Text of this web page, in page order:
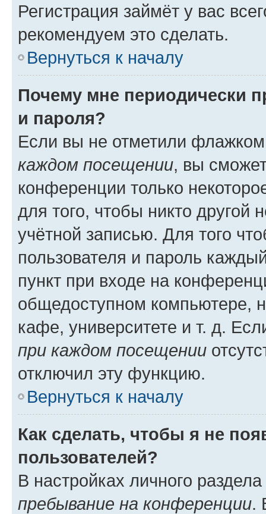
Регистрация займёт у вас
рекомендуем это сделать.
Вернуться к началу
Почему мне периодически
и пароля?
Если вы не отметили
каждом посещении, вы
конференции только
для того, чтобы никто другой
учётной записью. Для того
пользователя и пароль
пункт при входе на
общедоступном компьютере,
кафе, университете и т. д.
при каждом посещении
отключил эту функцию.
Вернуться к началу
Как сделать, чтобы я не
пользователей?
В настройках личного
пребывание на конференции.